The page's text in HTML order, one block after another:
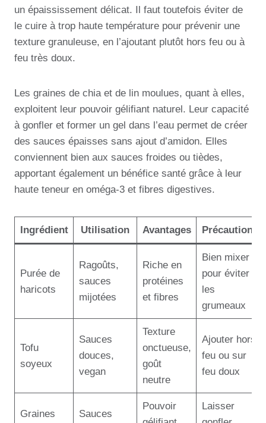
un épaississement délicat. Il faut toutefois éviter de
le cuire à trop haute température pour prévenir une
texture granuleuse, en l’ajoutant plutôt hors feu ou à
feu très doux.
Les graines de chia et de lin moulues, quant à elles,
exploitent leur pouvoir gélifiant naturel. Leur capacité
à gonfler et former un gel dans l’eau permet de créer
des sauces épaisses sans ajout d’amidon. Elles
conviennent bien aux sauces froides ou tièdes,
apportant également un bénéfice santé grâce à leur
haute teneur en oméga-3 et fibres digestives.
Ingrédient Utilisation Avantages Précautions
Purée de
haricots
Ragoûts,
sauces
mijotées
Riche en
protéines
et fibres
Bien mixer
pour éviter
les
grumeaux
Tofu
soyeux
Sauces
douces,
vegan
Texture
onctueuse,
goût
neutre
Ajouter hors
feu ou sur
feu doux
Graines Sauces
Pouvoir
Laisser